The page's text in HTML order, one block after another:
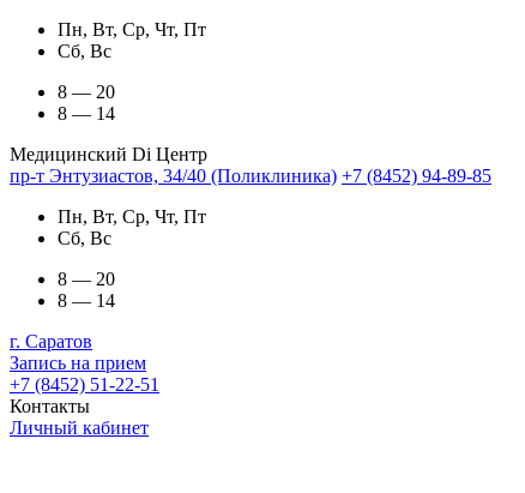
Пн, Вт, Ср, Чт, Пт
Сб, Вс
8 — 20
8 — 14
Медицинский Di Центр
пр-т Энтузиастов, 34/40 (Поликлиника) +7 (8452) 94-89-85
Пн, Вт, Ср, Чт, Пт
Сб, Вс
8 — 20
8 — 14
г. Саратов
Запись на прием
+7 (8452) 51-22-51
Контакты
Личный кабинет